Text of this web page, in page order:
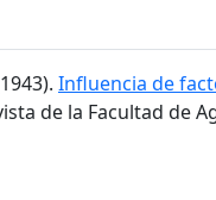
Influencia de
de la Facultad de